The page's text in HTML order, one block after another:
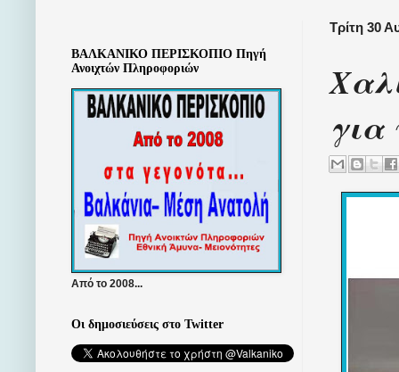
Τρίτη 30
για
ΒΑΛΚΑΝΙΚΟ ΠΕΡΙΣΚΟΠΙΟ Πηγή
Ανοιχτών Πληροφοριών
Από το 2008...
Οι δημοσιεύσεις στο Twitter